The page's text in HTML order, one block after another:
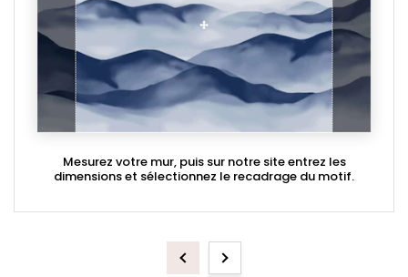
Mesurez votre mur, puis sur notre site entrez les
dimensions et sélectionnez le recadrage du motif.
PreviousNext